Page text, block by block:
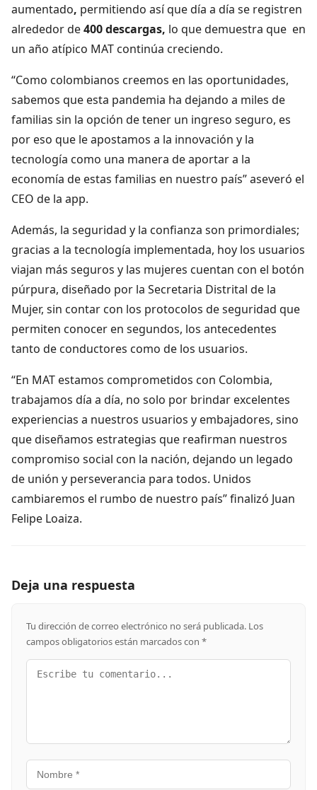
aumentado, permitiendo así que día a día se registren
alrededor de400 descargas, lo que demuestra que en
un año atípico MAT continúa creciendo.
“Como colombianos creemos en las oportunidades,
sabemos que esta pandemia ha dejando a miles de
familias sin la opción de tener un ingreso seguro, es
por eso que le apostamos a la innovación y la
tecnología como una manera de aportar a la
economía de estas familias en nuestro país” aseveró el
CEO de la app.
Además, la seguridad y la confianza son primordiales;
gracias a la tecnología implementada, hoy los usuarios
viajan más seguros y las mujeres cuentan con el botón
púrpura, diseñado por la Secretaria Distrital de la
Mujer, sin contar con los protocolos de seguridad que
permiten conocer en segundos, los antecedentes
tanto de conductores como de los usuarios.
“En MAT estamos comprometidos con Colombia,
trabajamos día a día, no solo por brindar excelentes
experiencias a nuestros usuarios y embajadores, sino
que diseñamos estrategias que reafirman nuestros
compromiso social con la nación, dejando un legado
de unión y perseverancia para todos. Unidos
cambiaremos el rumbo de nuestro país” finalizó Juan
Felipe Loaiza.
Deja una respuesta
Tu dirección de correo electrónico no será publicada. Los
campos obligatorios están marcados con *